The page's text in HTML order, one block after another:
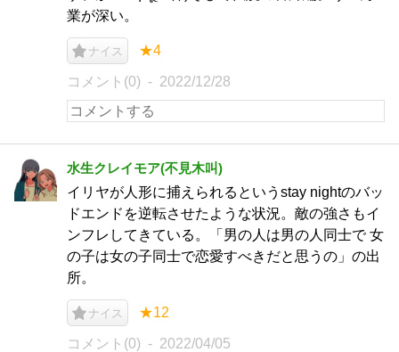
業が深い。
ナイス ★4
コメント(0) 2022/12/28
水生クレイモア(不見木叫)
イリヤが人形に捕えられるというstay nightのバッ
ドエンドを逆転させたような状況。敵の強さもイ
ンフレしてきている。「男の人は男の人同士で 女
の子は女の子同士で恋愛すべきだと思うの」の出
所。
ナイス ★12
コメント(0) 2022/04/05